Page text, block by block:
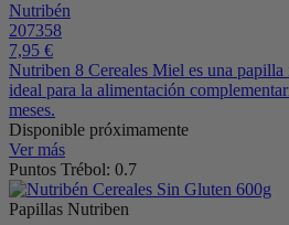
Nutribén
207358
7,95 €
Nutriben 8 Cereales Miel es una
ideal para la alimentación
meses.
Disponible próximamente
Ver más
Puntos Trébol: 0.7
Papillas Nutriben